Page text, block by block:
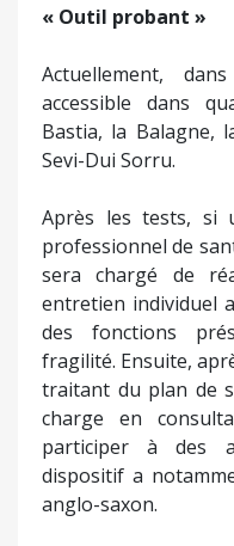
« Outil probant »
Actuellement,
accessible dans
Bastia, la Balagne,
Sevi-Dui Sorru.
Après les tests, si
professionnel de
sera chargé de
entretien individuel
des fonctions
fragilité. Ensuite,
traitant du plan de
charge en
participer à des
dispositif a
anglo-saxon.